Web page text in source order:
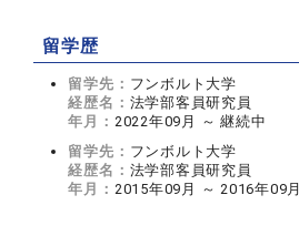
留学歴
留学先： フンボルト大学
経歴名： 法学部客員研究員
年月： 2022年09月 ～ 継続中
留学先： フンボルト大学
経歴名： 法学部客員研究員
年月： 2015年09月 ～ 2016年09月